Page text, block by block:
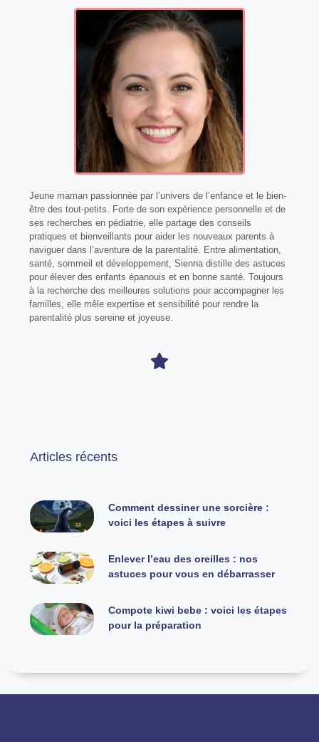
Jeune maman passionnée par l’univers de l’enfance et le bien-
être des tout-petits. Forte de son expérience personnelle et de
ses recherches en pédiatrie, elle partage des conseils
pratiques et bienveillants pour aider les nouveaux parents à
naviguer dans l’aventure de la parentalité. Entre alimentation,
santé, sommeil et développement, Sienna distille des astuces
pour élever des enfants épanouis et en bonne santé. Toujours
à la recherche des meilleures solutions pour accompagner les
familles, elle mêle expertise et sensibilité pour rendre la
parentalité plus sereine et joyeuse.
Articles récents
Comment dessiner une sorcière :
voici les étapes à suivre
Enlever l’eau des oreilles : nos
astuces pour vous en débarrasser
Compote kiwi bebe : voici les étapes
pour la préparation